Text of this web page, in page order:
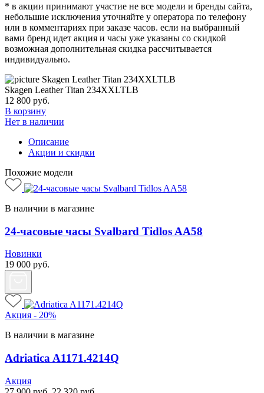
* в акции принимают участие не все модели и бренды сайта,
небольшие исключения уточняйте у оператора по телефону
или в комментариях при заказе часов. если на выбранный
вами бренд идет акция и часы уже указаны со скидкой
возможная дополнительная скидка рассчитывается
индивидуально.
Skagen Leather Titan 234XXLTLB
12 800 руб.
В корзину
Нет в наличии
Описание
Акции и скидки
Похожие модели
В наличии в магазине
24-часовые часы Svalbard Tidlos AA58
Новинки
19 000 руб.
Акция - 20%
В наличии в магазине
Adriatica A1171.4214Q
Акция